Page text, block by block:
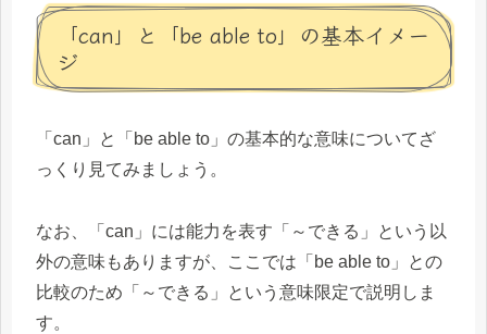
「can」と「be able to」の基本イメー
ジ
「can」と「be able to」の基本的な意味についてざ
っくり見てみましょう。
なお、「can」には能力を表す「～できる」という以
外の意味もありますが、ここでは「be able to」との
比較のため「～できる」という意味限定で説明しま
す。